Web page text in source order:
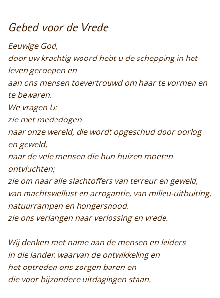
Trappisten
Actueel
Monnik worden
Contact
Gebed voor de Vrede
Eeuwige God,
door uw krachtig woord hebt u de schepping in het
leven geroepen en
aan ons mensen toevertrouwd om haar te vormen en
te bewaren.
We vragen U:
zie met mededogen
naar onze wereld, die wordt opgeschud door oorlog
en geweld,
naar de vele mensen die hun huizen moeten
ontvluchten;
zie om naar alle slachtoffers van terreur en geweld,
van machtswellust en arrogantie, van milieu-uitbuiting.
natuurrampen en hongersnood,
zie ons verlangen naar verlossing en vrede.
Wij denken met name aan de mensen en leiders
in die landen waarvan de ontwikkeling en
het optreden ons zorgen baren en
die voor bijzondere uitdagingen staan.